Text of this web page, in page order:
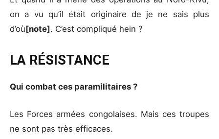
on a vu qu’il était originaire de je ne sais plus
d’où[note]. C’est compliqué hein ?
LA RÉSISTANCE
Qui combat ces paramilitaires ?
Les Forces armées congolaises. Mais ces troupes
ne sont pas très efficaces.